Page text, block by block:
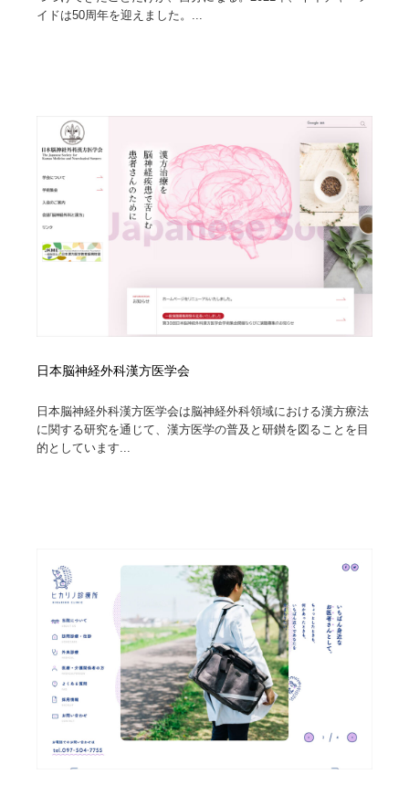
イドは50周年を迎えました。...
日本脳神経外科漢方医学会
日本脳神経外科漢方医学会は脳神経外科領域における漢方療法
に関する研究を通じて、漢方医学の普及と研鑚を図ることを目
的としています...